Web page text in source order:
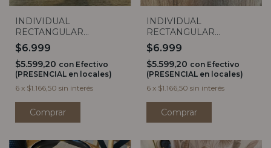
INDIVIDUAL
RECTANGULAR
MAGNOLIA
$6.999
$5.599,20 con Efectivo
(PRESENCIAL en locales)
6 x $1.166,50 sin interés
INDIVIDUAL
RECTANGULAR
PALMERAS Y
HELECHOS
$6.999
$5.599,20 con Efectivo
(PRESENCIAL en locales)
6 x $1.166,50 sin interés